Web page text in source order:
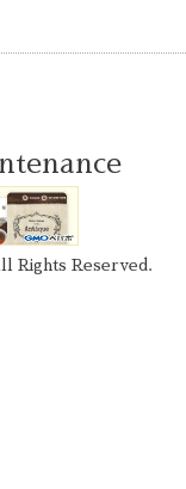
Rights Reserved.